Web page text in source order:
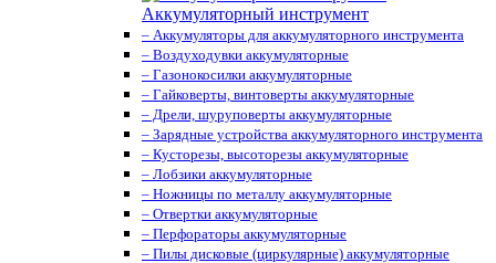
Аккумуляторный инструмент
– Аккумуляторы для аккумуляторного инструмента
– Воздуходувки аккумуляторные
– Газонокосилки аккумуляторные
– Гайковерты, винтоверты аккумуляторные
– Дрели, шуруповерты аккумуляторные
– Зарядные устройства аккумуляторного инструмента
– Кусторезы, высоторезы аккумуляторные
– Лобзики аккумуляторные
– Ножницы по металлу аккумуляторные
– Отвертки аккумуляторные
– Перфораторы аккумуляторные
– Пилы дисковые (циркулярные) аккумуляторные